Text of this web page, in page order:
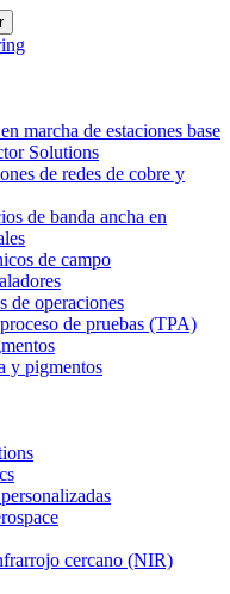
marcha de estaciones base
Solutions
de redes de cobre y
de banda ancha en
de campo
de operaciones
de pruebas (TPA)
y pigmentos
cercano (NIR)